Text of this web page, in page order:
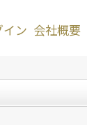
イン 会社概要